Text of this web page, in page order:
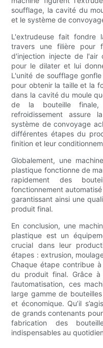
soufflage, la cavité du
et le système de
L'extrudeuse fait
travers une filière pour
d'injection injecte de l'air
pour le dilater et lui
L'unité de soufflage
pour obtenir la taille et la
dans la cavité du moule
de la bouteille
refroidissement assure
système de convoyage
différentes étapes du
finition et leur
Globalement, une
plastique fonctionne de
rapidement des
fonctionnement
garantissant ainsi une
produit final.
En conclusion, une
plastique est un
crucial dans leur
étapes : extrusion,
Chaque étape contribue
du produit final. Grâce
l’automatisation, ces
large gamme de
et économique. Qu’il
de grands contenants
fabrication des
indispensables au